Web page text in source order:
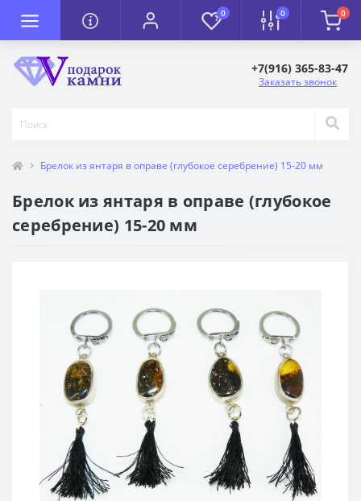
0 0 0
+7(916) 365-83-47
Заказать звонок
Брелок из янтаря в оправе (глубокое серебрение) 15-20 мм
Брелок из янтаря в оправе (глубокое
серебрение) 15-20 мм